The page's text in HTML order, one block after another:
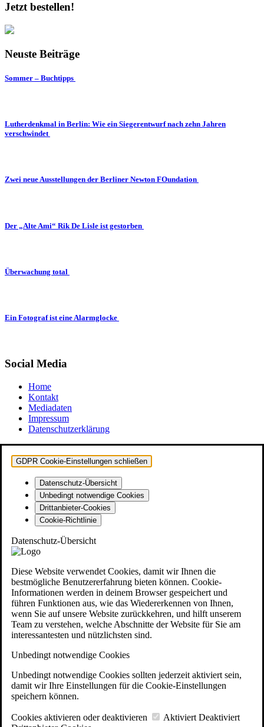
Jetzt bestellen!
Neuste Beiträge
Sommer – Buchtipps
Lutherdenkmal in Berlin: Wie ein Siegerentwurf nach zehn Jahren
verschwindet
Zwei neue Ausstellungen der Berliner Newton FOundation
Der „Alte Ami“ Rik De Lisle ist gestorben
Überwachung total
Ein Fotograf ist eine Alarmglocke
Social Media
Home
Kontakt
Mediadaten
Impressum
Datenschutzerklärung
GDPR Cookie-Einstellungen schließen
Datenschutz-Übersicht
Unbedingt notwendige Cookies
Drittanbieter-Cookies
Cookie-Richtlinie
Datenschutz-Übersicht
Diese Website verwendet Cookies, damit wir Ihnen die
bestmögliche Benutzererfahrung bieten können. Cookie-
Informationen werden in deinem Browser gespeichert und
führen Funktionen aus, wie das Wiedererkennen von Ihnen,
wenn Sie auf unsere Website zurückkehren, und hilft unserem
Team zu verstehen, welche Abschnitte der Website für Sie am
interessantesten und nützlichsten sind.
Unbedingt notwendige Cookies
Unbedingt notwendige Cookies sollten jederzeit aktiviert sein,
damit wir Ihre Einstellungen für die Cookie-Einstellungen
speichern können.
Cookies aktivieren oder deaktivieren Aktiviert Deaktiviert